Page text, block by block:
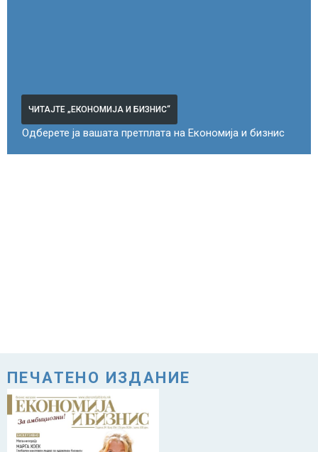
ЧИТАЈТЕ „ЕКОНОМИЈА И БИЗНИС“
Одберете ја вашата претплата на Економија и бизнис
ПЕЧАТЕНО ИЗДАНИЕ